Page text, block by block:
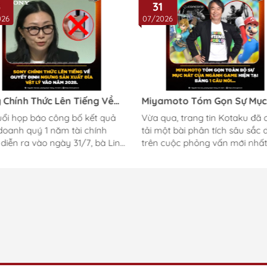
Chính Thức Lên Tiếng Về
Định Ngưng Sản Xuất Đĩa
Vào Năm 2028
họp báo công bố kết quả
quý 1 năm tài chính
ra vào ngày 31/7, bà Lin
31
07/2026
Miyamoto Tóm Gọn Sự
Của Ngành Game Hiện Tại!
Vừa qua, trang tin Kotaku đã
tải một bài phân tích sâu sắc
trên cuộc phỏng vấn mới